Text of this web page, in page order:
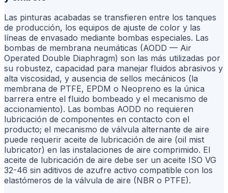
Las pinturas acabadas se transfieren entre los tanques
de producción, los equipos de ajuste de color y las
líneas de envasado mediante bombas especiales. Las
bombas de membrana neumáticas (AODD — Air
Operated Double Diaphragm) son las más utilizadas por
su robustez, capacidad para manejar fluidos abrasivos y
alta viscosidad, y ausencia de sellos mecánicos (la
membrana de PTFE, EPDM o Neopreno es la única
barrera entre el fluido bombeado y el mecanismo de
accionamiento). Las bombas AODD no requieren
lubricación de componentes en contacto con el
producto; el mecanismo de válvula alternante de aire
puede requerir aceite de lubricación de aire (oil mist
lubricator) en las instalaciones de aire comprimido. El
aceite de lubricación de aire debe ser un aceite ISO VG
32-46 sin aditivos de azufre activo compatible con los
elastómeros de la válvula de aire (NBR o PTFE).